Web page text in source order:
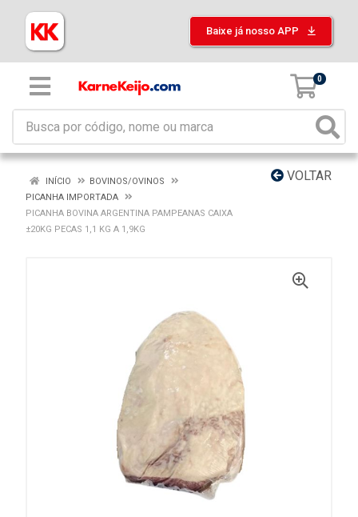
Baixe já nosso APP
0
VOLTAR
INÍCIO
BOVINOS/OVINOS
PICANHA IMPORTADA
PICANHA BOVINA ARGENTINA PAMPEANAS CAIXA
±20KG PECAS 1,1 KG A 1,9KG